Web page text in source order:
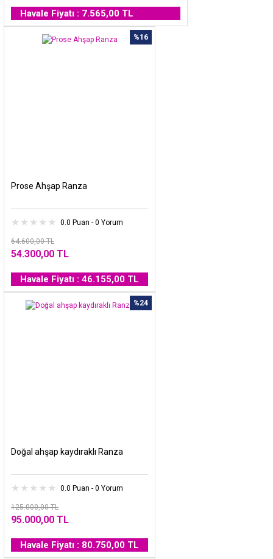
Havale Fiyatı : 7.565,00 TL
%16
Prose Ahşap Ranza
0.0 Puan - 0 Yorum
64.600,00 TL
54.300,00 TL
Havale Fiyatı : 46.155,00 TL
%24
Doğal ahşap kaydıraklı Ranza
0.0 Puan - 0 Yorum
125.000,00 TL
95.000,00 TL
Havale Fiyatı : 80.750,00 TL